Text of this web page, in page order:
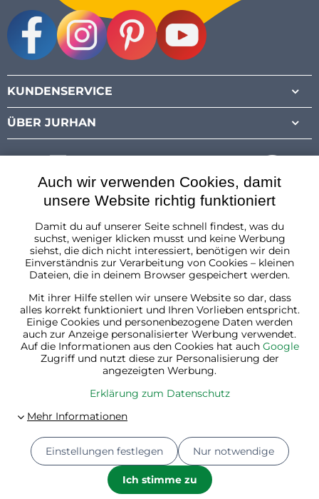
KUNDENSERVICE
ÜBER JURHAN
Österreich
© 2026 Jurhan.at 💚 | Alle Rechte vorbehalten
Datenschutz-Einstellungen
Erklärung zum Datenschutz
Auch wir verwenden Cookies, damit
unsere Website richtig funktioniert
Damit du auf unserer Seite schnell findest, was du
suchst, weniger klicken musst und keine Werbung
siehst, die dich nicht interessiert, benötigen wir dein
Einverständnis zur Verarbeitung von Cookies – kleinen
Dateien, die in deinem Browser gespeichert werden.
Mit ihrer Hilfe stellen wir unsere Website so dar, dass
alles korrekt funktioniert und Ihren Vorlieben entspricht.
Einige Cookies und personenbezogene Daten werden
auch zur Anzeige personalisierter Werbung verwendet.
Auf die Informationen aus den Cookies hat auch Google
Zugriff und nutzt diese zur Personalisierung der
angezeigten Werbung.
Erklärung zum Datenschutz
Einstellungen festlegen
Ich stimme zu
Nur notwendige